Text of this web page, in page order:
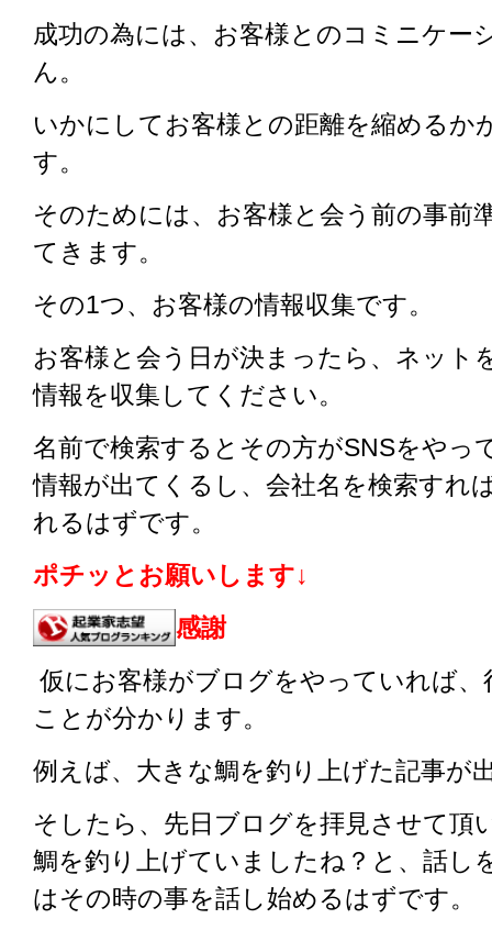
成功の為には、お客様とのコミニケー
ん。
いかにしてお客様との距離を縮めるか
す。
そのためには、お客様と会う前の事前
てきます。
その1つ、お客様の情報収集です。
お客様と会う日が決まったら、ネット
情報を収集してください。
名前で検索するとその方がSNSをやっ
情報が出てくるし、会社名を検索すれ
れるはずです。
ポチッとお願いします↓
感謝
仮にお客様がブログをやっていれば、
ことが分かります。
例えば、大きな鯛を釣り上げた記事が
そしたら、先日ブログを拝見させて頂
鯛を釣り上げていましたね？と、話し
はその時の事を話し始めるはずです。